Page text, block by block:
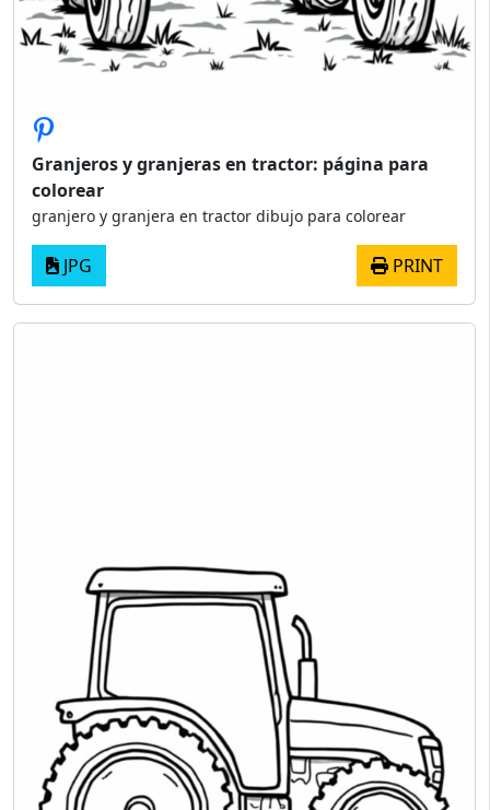
Granjeros y granjeras en tractor: página para
colorear
granjero y granjera en tractor dibujo para colorear
JPG PRINT